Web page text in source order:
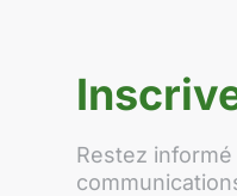
Restez